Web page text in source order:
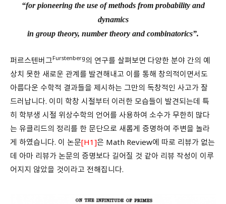
“for pioneering the use of methods from probability and
dynamics
in group theory, number theory and combinatorics”.
퍼르스텐버그Furstenberg의 연구를 살펴보면 다양한 분야 간의 예
상치 못한 새로운 관계를 발견해내고 이를 통해 창의적이면서도
아름다운 수학적 결과들을 제시하는 그만의 독창적인 사고가 잘
드러납니다. 이미 학창 시절부터 이러한 모습들이 발견되는데 특
히 학부생 시절 위상수학의 언어를 사용하여 소수가 무한히 많다
는 유클리드의 정리를 한 문단으로 새롭게 증명하여 주변을 놀라
게 하였습니다. 이 논문[H1]은 Math Review에 따로 리뷰가 없는
데 아마 리뷰가 논문의 증명보다 길어질 것 같아 리뷰 작성이 이루
어지지 않았을 것이라고 전해집니다.